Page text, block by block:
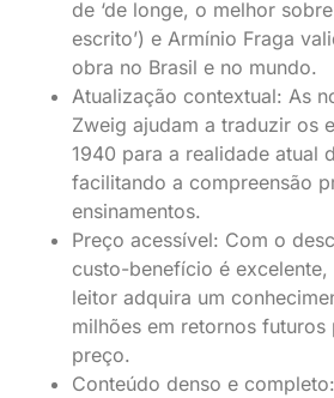
de ‘de longe, o melhor
escrito’) e Armínio Fraga
obra no Brasil e no mundo.
Atualização contextual: As
Zweig ajudam a traduzir os
1940 para a realidade atual
facilitando a compreensão
ensinamentos.
Preço acessível: Com o
custo-benefício é
leitor adquira um
milhões em retornos
preço.
Conteúdo denso e